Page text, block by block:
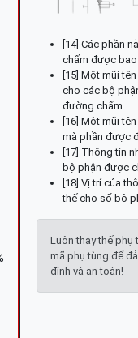
[14] Các phần
chấm được
[15] Một mũi
cho các bộ
đường chấm
[16] Một mũi
mà phần được
[17] Thông tin
bộ phận được
[18] Vị trí của
thế cho số bộ
Luôn thay thế phụ
mã phụ tùng để
định và an toàn!